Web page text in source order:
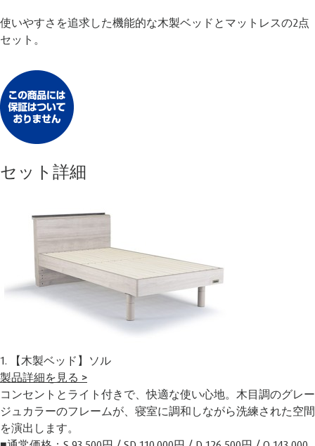
使いやすさを追求した機能的な木製ベッドとマットレスの2点
セット。
セット詳細
1. 【木製ベッド】ソル
製品詳細を見る >
コンセントとライト付きで、快適な使い心地。木目調のグレー
ジュカラーのフレームが、寝室に調和しながら洗練された空間
を演出します。